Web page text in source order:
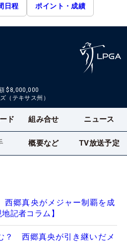
日程 ポイント・成績
$8,000,000
（テキサス州）
ド 組み合せ ニュース
概要など TV放送予定
西郷真央がメジャー制覇を成
記者コラム】
？ 西郷真央が引き継いだメ